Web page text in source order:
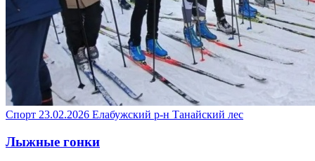
Спорт 23.02.2026 Елабужский р-н Танайский лес
Лыжные гонки